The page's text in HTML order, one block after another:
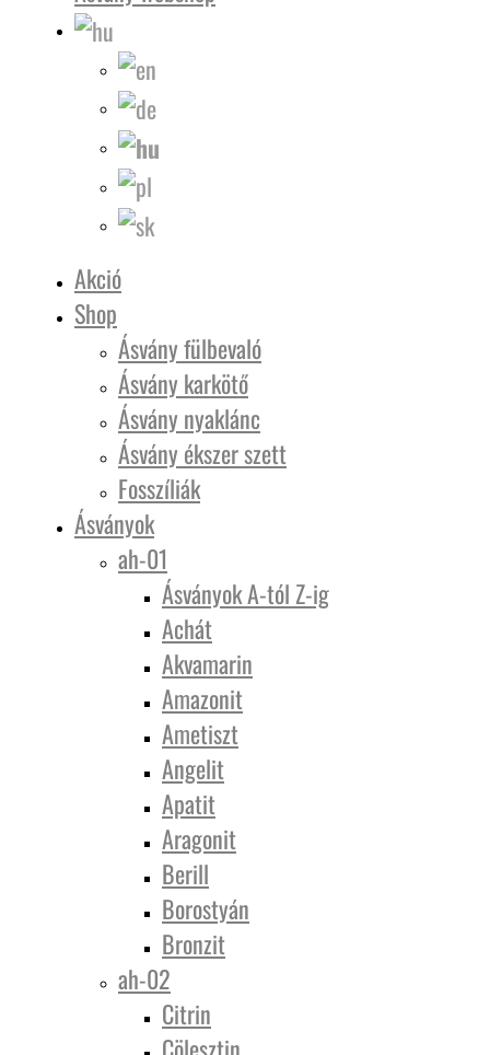
Akció
Shop
Ásvány fülbevaló
Ásvány karkötő
Ásvány nyaklánc
Ásvány ékszer szett
Fosszíliák
Ásványok
ah-01
Ásványok A-tól Z-ig
Achát
Akvamarin
Amazonit
Ametiszt
Angelit
Apatit
Aragonit
Berill
Borostyán
Bronzit
ah-02
Citrin